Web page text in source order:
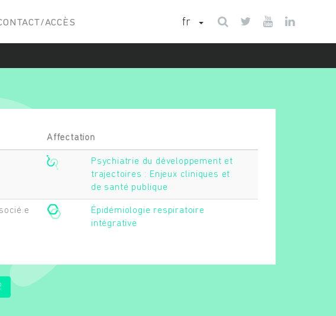
ACCÈS fr
Affectation
Psychiatrie du développement et
trajectoires : Enjeux cliniques et
de santé publique
Épidémiologie respiratoire
intégrative